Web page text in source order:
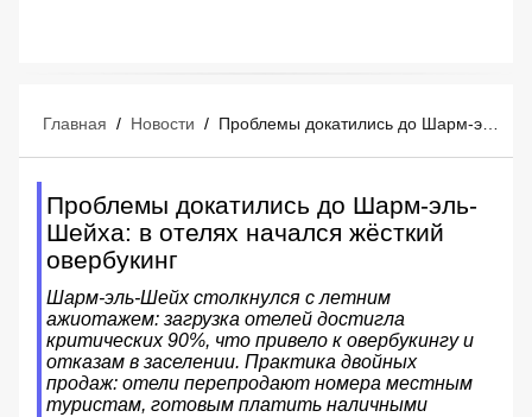
Главная / Новости / Проблемы докатились до Шарм-эль-Шейха: в отелях начался жёсткий овербукинг
Проблемы докатились до Шарм-эль-
Шейха: в отелях начался жёсткий
овербукинг
Шарм-эль-Шейх столкнулся с летним
ажиотажем: загрузка отелей достигла
критических 90%, что привело к овербукингу и
отказам в заселении. Практика двойных
продаж: отели перепродают номера местным
туристам, готовым платить наличными